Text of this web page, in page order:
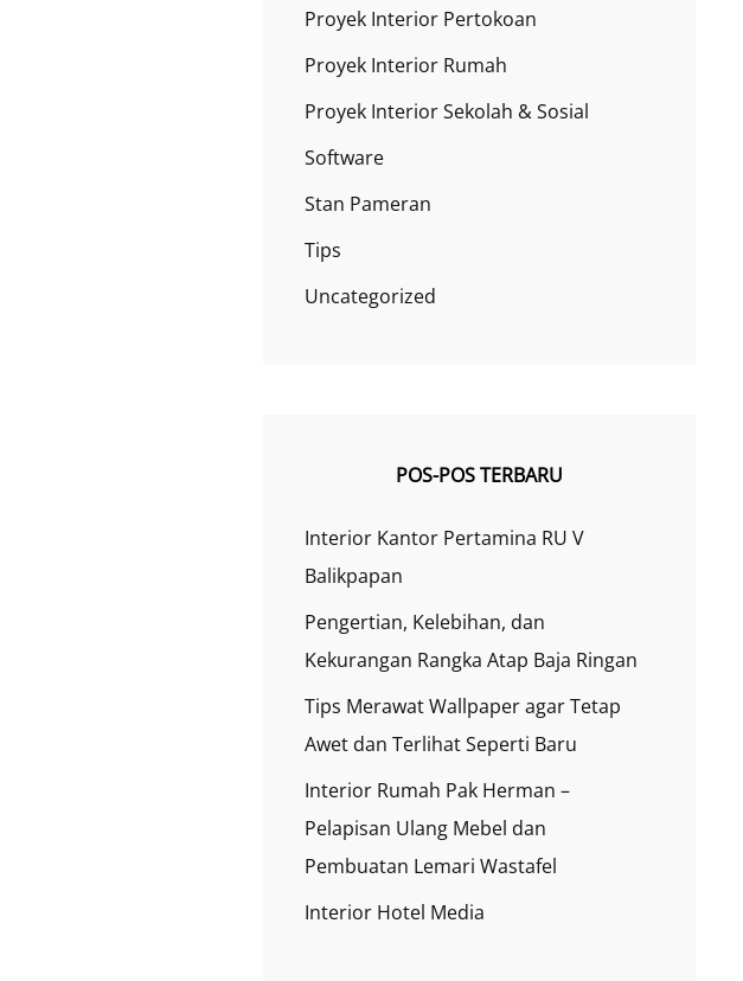
Proyek Interior Pertokoan
Proyek Interior Rumah
Proyek Interior Sekolah & Sosial
Software
Stan Pameran
Tips
Uncategorized
POS-POS TERBARU
Interior Kantor Pertamina RU V
Balikpapan
Pengertian, Kelebihan, dan
Kekurangan Rangka Atap Baja Ringan
Tips Merawat Wallpaper agar Tetap
Awet dan Terlihat Seperti Baru
Interior Rumah Pak Herman –
Pelapisan Ulang Mebel dan
Pembuatan Lemari Wastafel
Interior Hotel Media